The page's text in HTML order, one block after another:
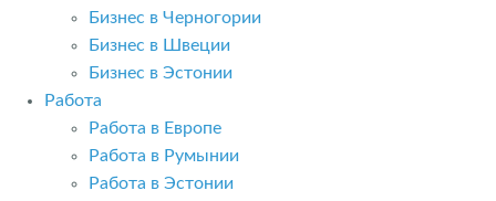
Бизнес в Черногории
Бизнес в Швеции
Бизнес в Эстонии
Работа
Работа в Европе
Работа в Румынии
Работа в Эстонии